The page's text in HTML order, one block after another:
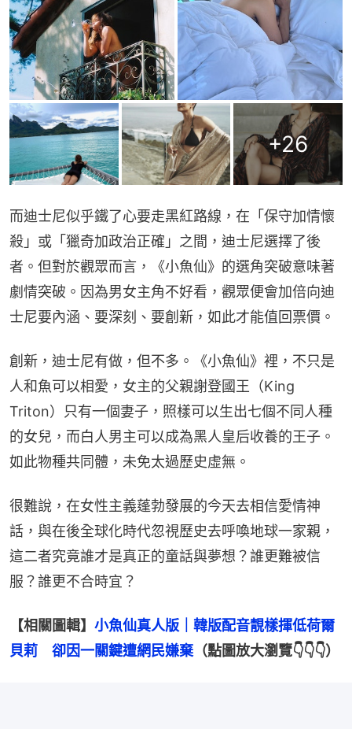
+26
而迪士尼似乎鐵了心要走黑紅路線，在「保守加情懷
殺」或「獵奇加政治正確」之間，迪士尼選擇了後
者。但對於觀眾而言，《小魚仙》的選角突破意味著
劇情突破。因為男女主角不好看，觀眾便會加倍向迪
士尼要內涵、要深刻、要創新，如此才能值回票價。
創新，迪士尼有做，但不多。《小魚仙》裡，不只是
人和魚可以相愛，女主的父親謝登國王（King
Triton）只有一個妻子，照樣可以生出七個不同人種
的女兒，而白人男主可以成為黑人皇后收養的王子。
如此物種共同體，未免太過歷史虛無。
很難說，在女性主義蓬勃發展的今天去相信愛情神
話，與在後全球化時代忽視歷史去呼喚地球一家親，
這二者究竟誰才是真正的童話與夢想？誰更難被信
服？誰更不合時宜？
【相關圖輯】 小魚仙真人版｜韓版配音靚樣揮低荷爾
貝莉　卻因一關鍵遭網民嫌棄 （點圖放大瀏覽👇👇👇）